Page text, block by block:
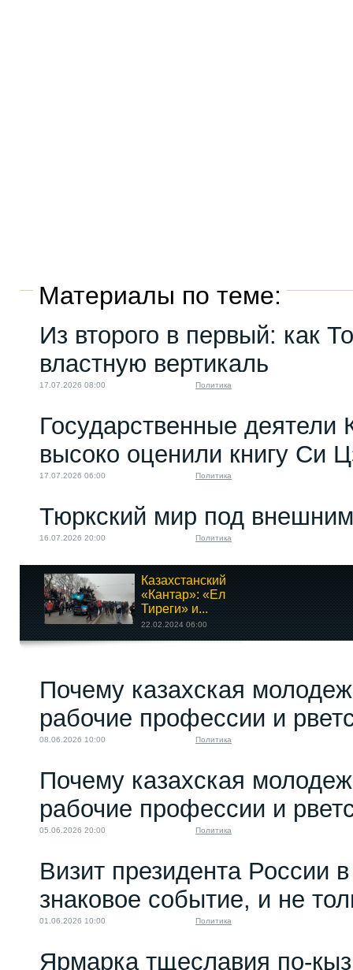
Материалы по теме:
Из второго в первый: как
властную вертикаль
17.07.2026 08:00 Политика
Государственные деятели
высоко оценили книгу Си
17.07.2026 06:00 Политика
Тюркский мир под
16.07.2026 20:00 Политика
Казахстанский
«Кантар»: «Ел
Тиреги» и...
22.02.2024 06:00
– оружие...
Почему казахская
рабочие профессии и
08.06.2026 10:00 Политика
Почему казахская
рабочие профессии и
05.06.2026 20:00 Политика
Визит президента России
знаковое событие, и не
01.06.2026 10:00 Политика
Ярмарка тщеславия по-